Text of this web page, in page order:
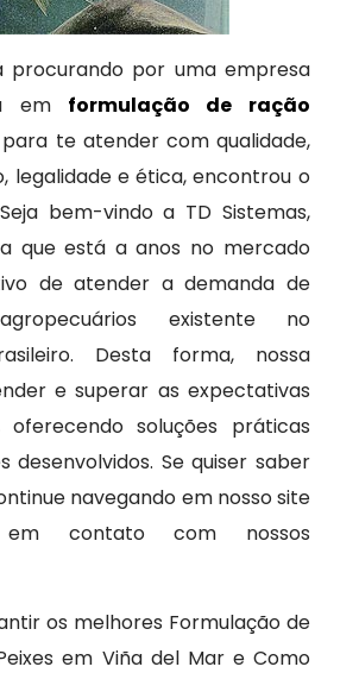
procurando por uma empresa
em formulação de ração
para te atender com qualidade,
legalidade e ética, encontrou o
bem-vindo a TD Sistemas,
que está a anos no mercado
de atender a demanda de
existente no
Desta forma, nossa
e superar as expectativas
oferecendo soluções práticas
desenvolvidos. Se quiser saber
navegando em nosso site
contato com nossos
os melhores Formulação de
em Viña del Mar e Como